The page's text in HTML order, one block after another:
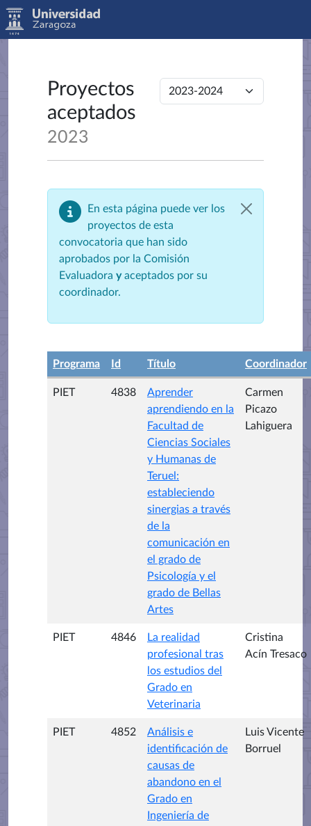
Proyectos
aceptados
2023
En esta página puede ver los
proyectos de esta
convocatoria que han sido
aprobados por la Comisión
Evaluadora yaceptados por su
coordinador.
Programa Id Título Coordinador
PIET 4838
Aprender
aprendiendo en la
Facultad de
Ciencias Sociales
y Humanas de
Teruel:
estableciendo
sinergias a través
de la
comunicación en
el grado de
Psicología y el
grado de Bellas
Artes
Carmen
Picazo
Lahiguera
PIET 4846
La realidad
profesional tras
los estudios del
Grado en
Veterinaria
Cristina
Acín Tresaco
PIET 4852
Análisis e
identificación de
causas de
abandono en el
Grado en
Ingeniería de
Luis Vicente
Borruel